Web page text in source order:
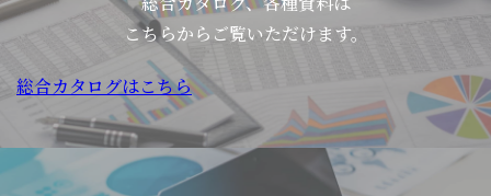
こちらからご覧いただけます。
総合カタログはこちら